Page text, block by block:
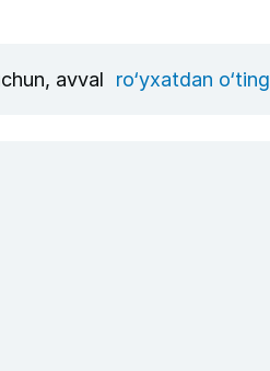
avval ro‘yxatdan o‘ting